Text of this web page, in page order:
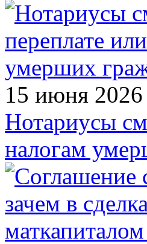
15 июня 2026
Нотариусы
налогам